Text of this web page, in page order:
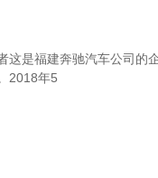
这是福建奔驰汽车公司的
2018年5